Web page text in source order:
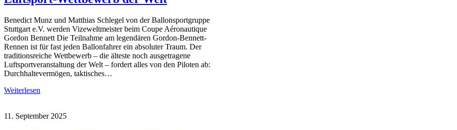
Benedict Munz und Matthias Schlegel von der Ballonsportgruppe
Stuttgart e.V. werden Vizeweltmeister beim Coupe Aéronautique
Gordon Bennett Die Teilnahme am legendären Gordon-Bennett-
Rennen ist für fast jeden Ballonfahrer ein absoluter Traum. Der
traditionsreiche Wettbewerb – die älteste noch ausgetragene
Luftsportveranstaltung der Welt – fordert alles von den Piloten ab:
Durchhaltevermögen, taktisches…
Weiterlesen
11. September 2025